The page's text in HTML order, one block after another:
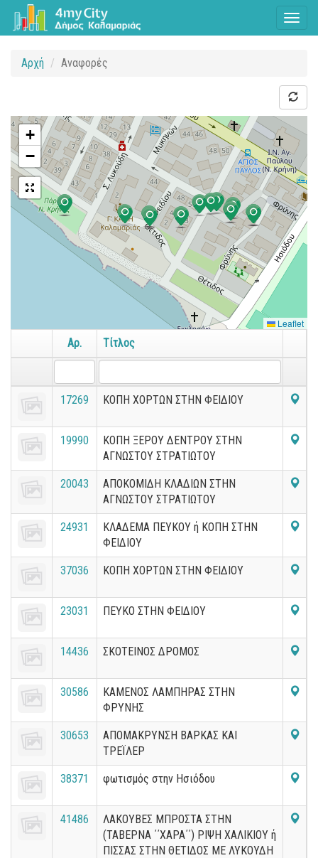
Αρχή Αναφορές
+
−
Leaflet
Αρ. Τίτλος
17269 ΚΟΠΗ ΧΟΡΤΩΝ ΣΤΗΝ ΦΕΙΔΙΟΥ
19990
ΚΟΠΗ ΞΕΡΟΥ ΔΕΝΤΡΟΥ ΣΤΗΝ
ΑΓΝΩΣΤΟΥ ΣΤΡΑΤΙΩΤΟΥ
20043
ΑΠΟΚΟΜΙΔΗ ΚΛΑΔΙΩΝ ΣΤΗΝ
ΑΓΝΩΣΤΟΥ ΣΤΡΑΤΙΩΤΟΥ
24931
ΚΛΑΔΕΜΑ ΠΕΥΚΟΥ ή ΚΟΠΗ ΣΤΗΝ
ΦΕΙΔΙΟΥ
37036 ΚΟΠΗ ΧΟΡΤΩΝ ΣΤΗΝ ΦΕΙΔΙΟΥ
23031 ΠΕΥΚΟ ΣΤΗΝ ΦΕΙΔΙΟΥ
14436 ΣΚΟΤΕΙΝΟΣ ΔΡΟΜΟΣ
30586
ΚΑΜΕΝΟΣ ΛΑΜΠΗΡΑΣ ΣΤΗΝ
ΦΡΥΝΗΣ
30653
ΑΠΟΜΑΚΡΥΝΣΗ ΒΑΡΚΑΣ ΚΑΙ
ΤΡΕΪΛΕΡ
38371 φωτισμός στην Ησιόδου
41486
ΛΑΚΟΥΒΕΣ ΜΠΡΟΣΤΑ ΣΤΗΝ
(ΤΑΒΕΡΝΑ ΄΄ΧΑΡΑ΄΄) ΡΙΨΗ ΧΑΛΙΚΙΟΥ ή
ΠΙΣΣΑΣ ΣΤΗΝ ΘΕΤΙΔΟΣ ΜΕ ΛΥΚΟΥΔΗ